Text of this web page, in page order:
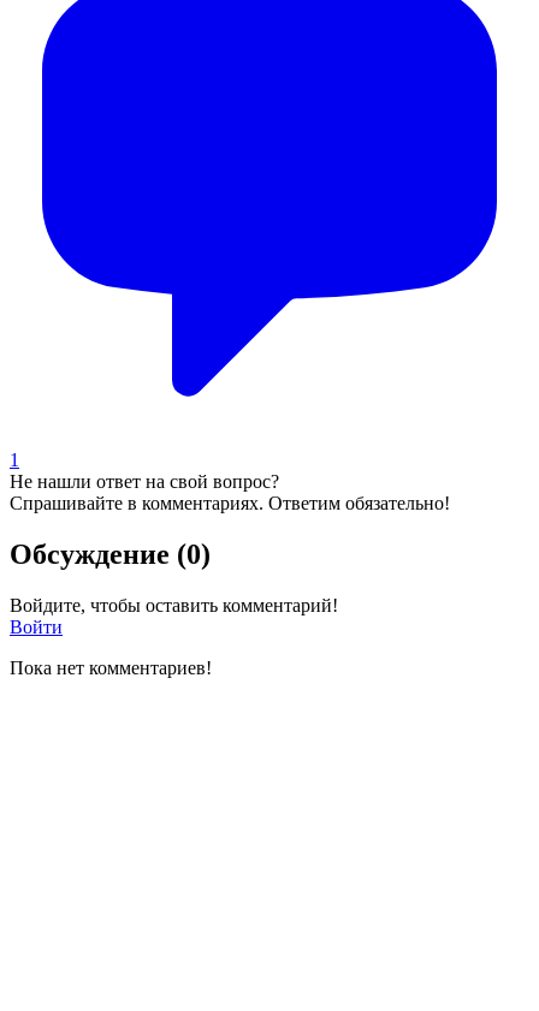
1
Не нашли ответ на свой вопрос?
Спрашивайте в комментариях. Ответим обязательно!
Обсуждение (0)
Войдите, чтобы оставить комментарий!
Войти
Пока нет комментариев!